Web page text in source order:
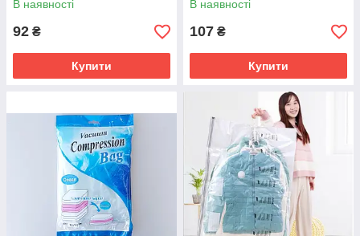
В наявності
92 ₴
Купити
В наявності
107 ₴
Купити